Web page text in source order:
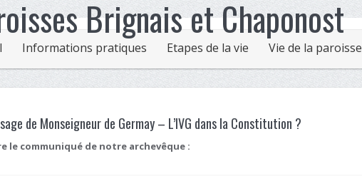
Informations pratiques Etapes de la vie Vie de la paroisse
de Monseigneur de Germay – L’IVG dans la Constitution ?
le communiqué de notre archevêque :